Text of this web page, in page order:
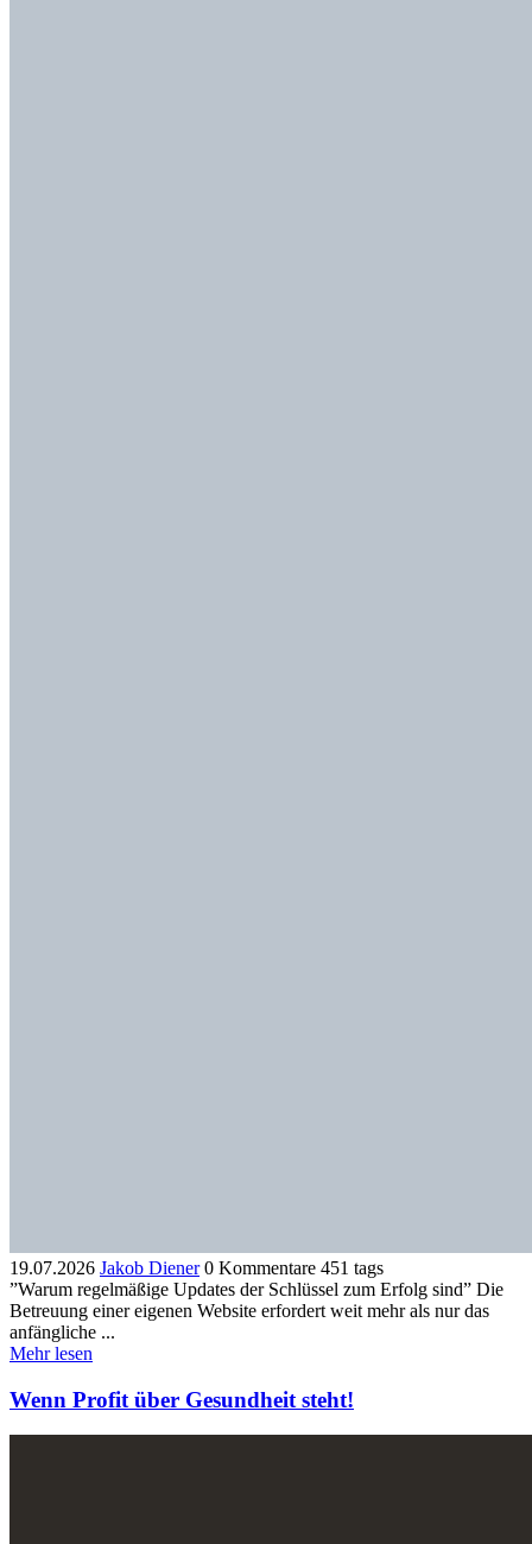
19.07.2026 Jakob Diener 0 Kommentare 451 tags
”Warum regelmäßige Updates der Schlüssel zum Erfolg sind” ​Die
Betreuung einer eigenen Website erfordert weit mehr als nur das
anfängliche ...
Mehr lesen
Wenn Profit über Gesundheit steht!